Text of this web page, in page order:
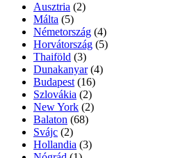
Ausztria (2)
Málta (5)
Németország (4)
Horvátország (5)
Thaiföld (3)
Dunakanyar (4)
Budapest (16)
Szlovákia (2)
New York (2)
Balaton (68)
Svájc (2)
Hollandia (3)